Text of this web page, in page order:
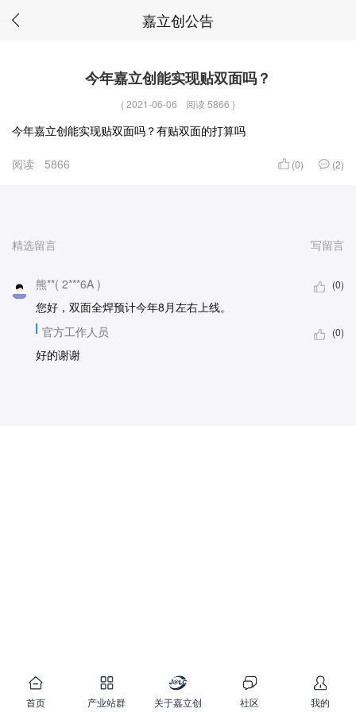
嘉立创公告
今年嘉立创能实现贴双面吗？
(2021-06-06 阅读 5866 )
今年嘉立创能实现贴双面吗？有贴双面的打算吗
阅读 5866 (0) (2)
精选留言 写留言
熊**( 2***6A ) (0)
您好，双面全焊预计今年8月左右上线。
官方工作人员
(0)
好的谢谢
首页 产业站群 关于嘉立创 社区 我的